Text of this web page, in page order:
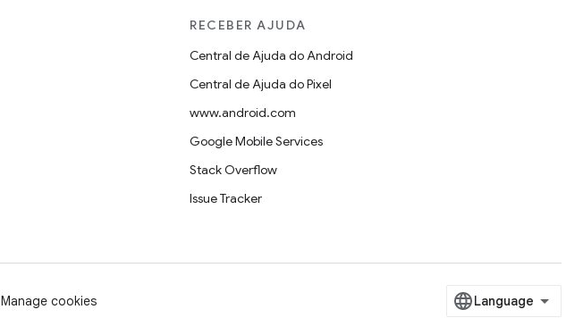
RECEBER AJUDA
Central de Ajuda do Android
Central de Ajuda do Pixel
www.android.com
Google Mobile Services
Stack Overflow
Issue Tracker
Manage cookies